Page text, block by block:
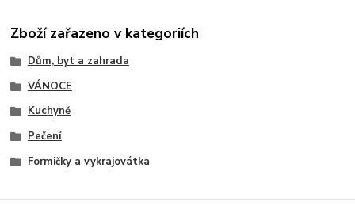
Zboží zařazeno v kategoriích
Dům, byt a zahrada
VÁNOCE
Kuchyně
Pečení
Formičky a vykrajovátka